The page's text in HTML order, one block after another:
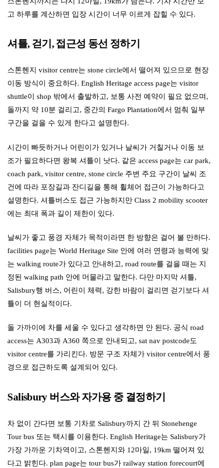
고 하루를 계산하면 입장 시간이 너무 이르게 잡힐 수 있다.
셔틀, 걷기, 접근성 동선 정하기
스톤헨지 visitor centre는 stone circle에서 떨어져 있으므로 현장
이동 방식이 중요하다. English Heritage access page는 visitor
shuttle이 shop 밖에서 출발하고, 보통 사전 예약이 필요 없으며,
돌까지 약 10분 걸리고, 중간의 Fargo Plantation에서 멈춰 일부
구간을 걸을 수 있게 한다고 설명한다.
시간이 빠듯하거나 어린이가 있거나 날씨가 거칠거나 이동 보
조가 필요하다면 왕복 셔틀이 낫다. 같은 access page는 car park,
coach park, visitor centre, stone circle 주변 주요 구간이 날씨 조
건에 따라 포장길과 잔디길을 통해 휠체어 접근이 가능하다고
설명한다. 셔틀버스도 접근 가능하지만 Class 2 mobility scooter
에는 최대 폭과 길이 제한이 있다.
날씨가 좋고 풍경 자체가 목적이라면 한 방향은 걸어 볼 만하다.
facilities page는 World Heritage Site 안에 여러 연령과 능력에 맞
는 walking route가 있다고 안내하고, road route를 걸을 때는 지
정된 walking path 안에 머물라고 말한다. 다만 마지막 셔틀,
Salisbury행 버스, 어린이 체력, 강한 바람이 걸리면 걷기보다 셔
틀이 더 현실적이다.
돌 가까이에 차를 세울 수 있다고 생각하면 안 된다. 공식 road
access는 A303과 A360 쪽으로 안내되고, sat nav postcode도
visitor centre를 가리킨다. 방문 구조 자체가 visitor centre에서 풍
경으로 접근하도록 설계되어 있다.
Salisbury 버스와 자가용 중 결정하기
차 없이 간다면 보통 기차로 Salisbury까지 간 뒤 Stonehenge
Tour bus 또는 택시를 이용한다. English Heritage는 Salisbury가
가장 가까운 기차역이고, 스톤헨지와 12마일, 19km 떨어져 있
다고 밝힌다. plan page는 tour bus가 railway station forecourt에